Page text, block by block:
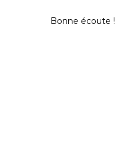
Bonne écoute !